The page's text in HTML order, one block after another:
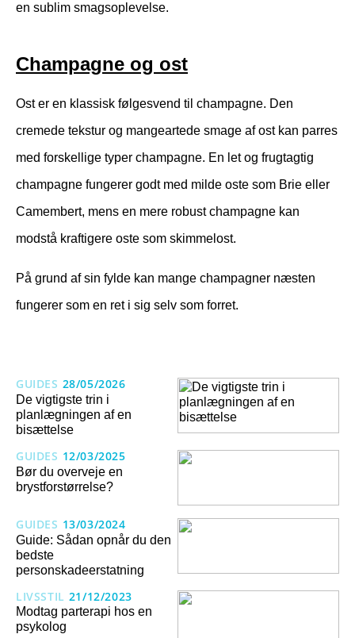
en sublim smagsoplevelse.
Champagne og ost
Ost er en klassisk følgesvend til champagne. Den
cremede tekstur og mangeartede smage af ost kan parres
med forskellige typer champagne. En let og frugtagtig
champagne fungerer godt med milde oste som Brie eller
Camembert, mens en mere robust champagne kan
modstå kraftigere oste som skimmelost.
På grund af sin fylde kan mange champagner næsten
fungerer som en ret i sig selv som forret.
GUIDES 28/05/2026
De vigtigste trin i
planlægningen af en
bisættelse
GUIDES 12/03/2025
Bør du overveje en
brystforstørrelse?
GUIDES 13/03/2024
Guide: Sådan opnår du den
bedste
personskadeerstatning
LIVSSTIL 21/12/2023
Modtag parterapi hos en
psykolog